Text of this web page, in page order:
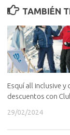
TAMBIÉN
Esquí all inclusive y
descuentos con
29/02/2024